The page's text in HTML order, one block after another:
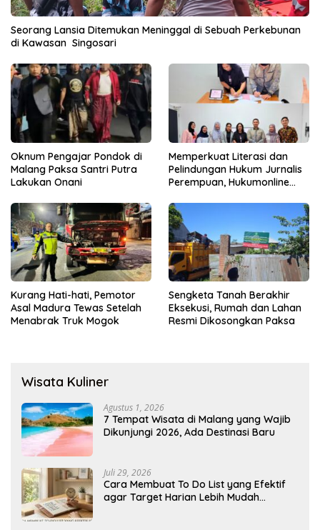
Seorang Lansia Ditemukan Meninggal di Sebuah Perkebunan
di Kawasan Singosari
Oknum Pengajar Pondok di
Malang Paksa Santri Putra
Lakukan Onani
Memperkuat Literasi dan
Pelindungan Hukum Jurnalis
Perempuan, Hukumonline
Gratis
Kurang Hati-hati, Pemotor
Asal Madura Tewas Setelah
Menabrak Truk Mogok
Sengketa Tanah Berakhir
Eksekusi, Rumah dan Lahan
Resmi Dikosongkan Paksa
Wisata Kuliner
Agustus 1, 2026
7 Tempat Wisata di Malang yang Wajib
Dikunjungi 2026, Ada Destinasi Baru
Juli 29, 2026
Cara Membuat To Do List yang Efektif
agar Target Harian Lebih Mudah